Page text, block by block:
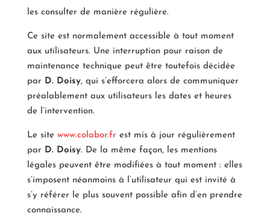
les consulter de manière régulière.
Ce site est normalement accessible à tout moment
aux utilisateurs. Une interruption pour raison de
maintenance technique peut être toutefois décidée
par D. Doisy, qui s’efforcera alors de communiquer
préalablement aux utilisateurs les dates et heures
de l’intervention.
Le site www.colabor.fr est mis à jour régulièrement
par D. Doisy. De la même façon, les mentions
légales peuvent être modifiées à tout moment : elles
s’imposent néanmoins à l’utilisateur qui est invité à
s’y référer le plus souvent possible afin d’en prendre
connaissance.